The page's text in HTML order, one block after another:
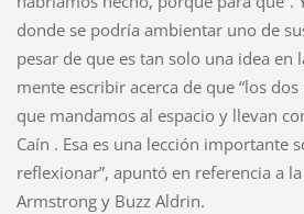
donde se podría ambientar uno de
pesar de que es tan solo una idea en
mente escribir acerca de que “los
que mandamos al espacio y llevan
Caín . Esa es una lección importante
reflexionar”, apuntó en referencia a
Armstrong y Buzz Aldrin.